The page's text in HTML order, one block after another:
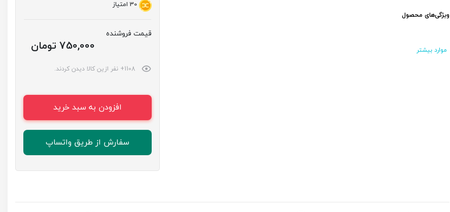
ویژگی‌های محصول
موارد بیشتر
30امتیاز
قیمت فروشنده
750,000 تومان
افزودن به سبد خرید
سفارش از طریق واتساپ